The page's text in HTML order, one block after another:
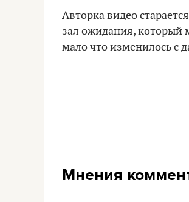
Авторка видео
зал ожидания, который
мало что изменилось с
Мнения